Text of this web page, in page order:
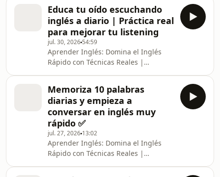
capacidad de pensar en inglés
Avanzados La revolución para
aprender inglés ha comenzado, y este
no es solo otro podcast de clases de
inglés. Es una experiencia diseñada
para transformar tu mente en un
traductor español inglés natural,
donde cada episodio acelera tu
capacidad de pensar en inglés
Educa tu oído escuchando
inglés a diario | Práctica real
para mejorar tu listening
jul. 30, 2026 54:59
Aprender Inglés: Domina el Inglés
Rápido con Técnicas Reales |
Avanzados La revolución para
aprender inglés ha comenzado, y este
no es solo otro podcast de clases de
inglés. Es una experiencia diseñada
para transformar tu mente en un
traductor español inglés natural,
donde cada episodio acelera tu
capacidad de pensar en inglés
Memoriza 10 palabras
diarias y empieza a
conversar en inglés muy
rápido ✅
jul. 27, 2026 13:02
Aprender Inglés: Domina el Inglés
Rápido con Técnicas Reales |